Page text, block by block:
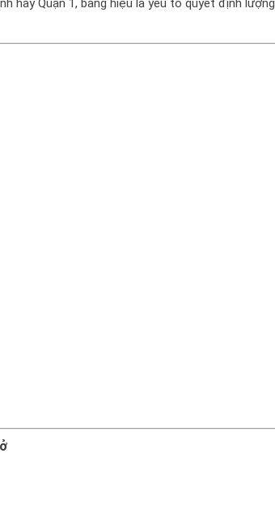
hay Quận 1, bảng hiệu là yếu tố quyết định lượng